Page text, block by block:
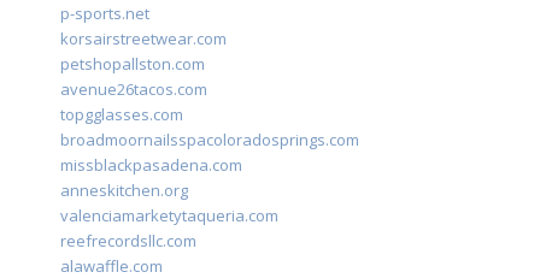
p-sports.net
korsairstreetwear.com
petshopallston.com
avenue26tacos.com
topgglasses.com
broadmoornailsspacoloradosprings.com
missblackpasadena.com
anneskitchen.org
valenciamarketytaqueria.com
reefrecordsllc.com
alawaffle.com